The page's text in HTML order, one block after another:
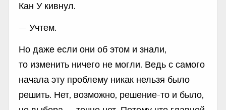
Кан У кивнул.
— Учтем.
Но даже если они об этом и знали,
то изменить ничего не могли. Ведь с самого
начала эту проблему никак нельзя было
решить. Нет, возможно, решение-то и было,